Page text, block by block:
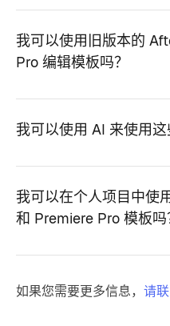
我可以使用旧版本的
Pro 编辑模板吗？
我可以使用 AI 来使用这
我可以在个人项目中使
和 Premiere Pro 模板吗
如果您需要更多信息， 请